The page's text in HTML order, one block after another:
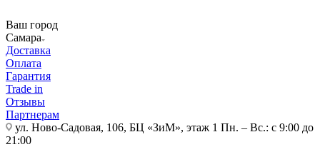
Ваш город
Самара
Доставка
Оплата
Гарантия
Trade in
Отзывы
Партнерам
ул. Ново-Садовая, 106, БЦ «ЗиМ», этаж 1 Пн. – Вс.: с 9:00 до
21:00